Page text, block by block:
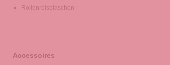
Rollenreisetaschen
Accessoires